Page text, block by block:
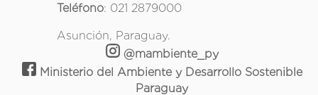
Teléfono: 021 2879000
Asunción, Paraguay.
@mambiente_py
Ministerio del Ambiente y Desarrollo Sostenible
Paraguay